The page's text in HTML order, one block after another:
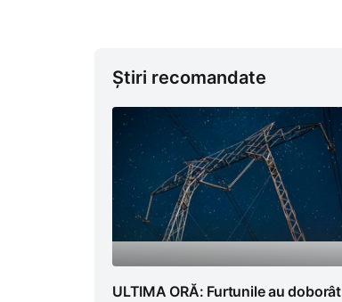
Știri recomandate
ULTIMA ORĂ: Furtunile au doborât